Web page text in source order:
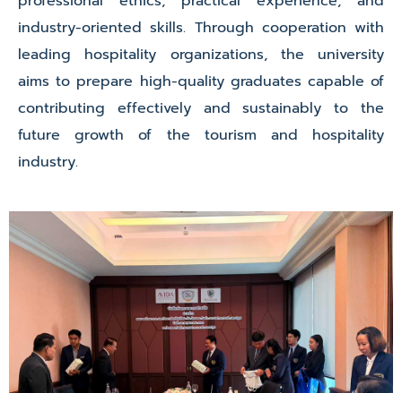
industry-oriented skills. Through cooperation with
leading hospitality organizations, the university
aims to prepare high-quality graduates capable of
contributing effectively and sustainably to the
future growth of the tourism and hospitality
industry.